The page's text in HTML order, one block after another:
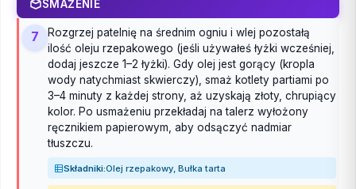
SMAŻENIE
7
Rozgrzej patelnię na średnim ogniu i wlej pozostałą
ilość oleju rzepakowego (jeśli używałeś łyżki wcześniej,
dodaj jeszcze 1–2 łyżki). Gdy olej jest gorący (kropla
wody natychmiast skwierczy), smaż kotlety partiami po
3–4 minuty z każdej strony, aż uzyskają złoty, chrupiący
kolor. Po usmażeniu przekładaj na talerz wyłożony
ręcznikiem papierowym, aby odsączyć nadmiar
tłuszczu.
Składniki:Olej rzepakowy, Bułka tarta